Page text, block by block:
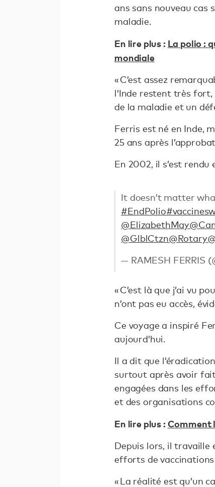
ans sans nouveau cas
maladie.
En lire plus : La polio :
mondiale
« C’est assez
l’Inde restent très fort,
de la maladie et un
Ferris est né en Inde,
25 ans après
En 2002, il s’est
It doesn’t matter
#EndPolio
@ElizabethMay
@GlblCtzn@Rotary
— RAMESH FERRIS
« C’est là que j’ai vu
n’ont pas eu accès,
Ce voyage a inspiré
aujourd’hui.
Il a dit que
surtout après avoir
engagées dans les
et des organisations
En lire plus :Comment
Depuis lors, il travaille
efforts de
« La réalité est qu’un